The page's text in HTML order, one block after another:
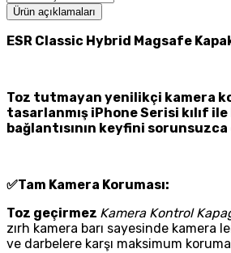
Ürün açıklamaları
ESR Classic Hybrid Magsafe
Toz tutmayan yenilikçi kamera
tasarlanmış iPhone Serisi kılıf
bağlantısının keyfini sorunsuzca
✅Tam Kamera Koruması:
Toz geçirmez Kamera Kontrol
zırh kamera barı sayesinde kamera
ve darbelere karşı maksimum koruma